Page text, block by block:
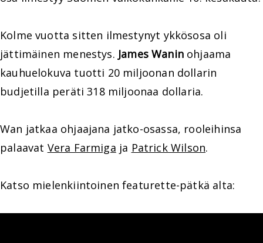
Kolme vuotta sitten ilmestynyt ykkösosa oli
jättimäinen menestys. James Waninohjaama
kauhuelokuva tuotti 20 miljoonan dollarin
budjetilla peräti 318 miljoonaa dollaria.
Wan jatkaa ohjaajana jatko-osassa, rooleihinsa
palaavat Vera Farmiga ja Patrick Wilson.
Katso mielenkiintoinen featurette-pätkä alta: